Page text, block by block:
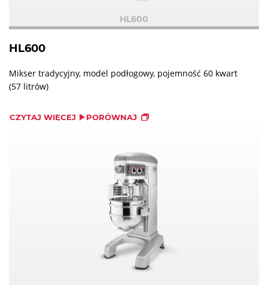
HL600
HL600
Mikser tradycyjny, model podłogowy, pojemność 60 kwart
(57 litrów)
CZYTAJ WIĘCEJ PORÓWNAJ